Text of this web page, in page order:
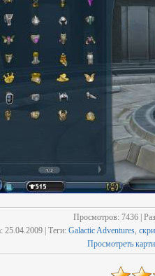
Просмотров: 7436 |
: 25.04.2009 | Теги: Galactic Adventures,
Просмотреть